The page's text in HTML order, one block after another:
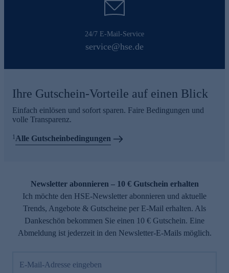
24/7 E-Mail-Service
service@hse.de
Ihre Gutschein-Vorteile auf einen Blick
Einfach einlösen und sofort sparen. Faire Bedingungen und
volle Transparenz.
1 Alle Gutscheinbedingungen
Newsletter abonnieren – 10 € Gutschein erhalten
Ich möchte den HSE-Newsletter abonnieren und aktuelle
Trends, Angebote & Gutscheine per E-Mail erhalten. Als
Dankeschön bekommen Sie einen 10 € Gutschein. Eine
Abmeldung ist jederzeit in den Newsletter-E-Mails möglich.
E-Mail-Adresse eingeben